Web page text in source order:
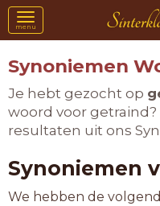
Toggle
navigation
menu
Synoniemen
Je hebt gezocht op
woord voor
resultaten uit ons
Synoniemen
We hebben de